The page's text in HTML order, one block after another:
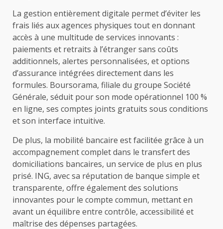
La gestion entièrement digitale permet d’éviter les
frais liés aux agences physiques tout en donnant
accès à une multitude de services innovants :
paiements et retraits à l’étranger sans coûts
additionnels, alertes personnalisées, et options
d’assurance intégrées directement dans les
formules. Boursorama, filiale du groupe Société
Générale, séduit pour son mode opérationnel 100 %
en ligne, ses comptes joints gratuits sous conditions
et son interface intuitive.
De plus, la mobilité bancaire est facilitée grâce à un
accompagnement complet dans le transfert des
domiciliations bancaires, un service de plus en plus
prisé. ING, avec sa réputation de banque simple et
transparente, offre également des solutions
innovantes pour le compte commun, mettant en
avant un équilibre entre contrôle, accessibilité et
maîtrise des dépenses partagées.